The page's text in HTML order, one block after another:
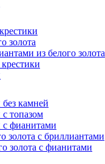
золота
из белого золота
камней
топазом
с фианитами
золота с бриллиантами
золота с фианитами